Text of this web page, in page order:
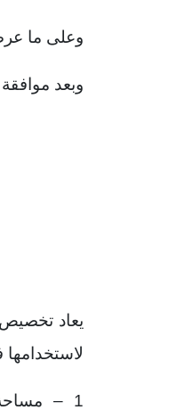
وعلى ما
وبعد
يعاد